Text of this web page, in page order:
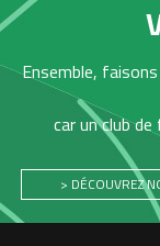
Ensemble,
car un club
> DÉCOUVREZ